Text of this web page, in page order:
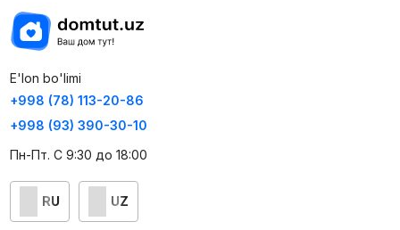
E'lon bo'limi
+998 (78) 113-20-86
+998 (93) 390-30-10
Пн-Пт. С 9:30 до 18:00
RU UZ